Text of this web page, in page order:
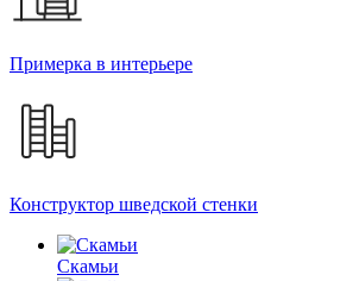
Примерка в интерьере
Конструктор шведской стенки
Скамьи